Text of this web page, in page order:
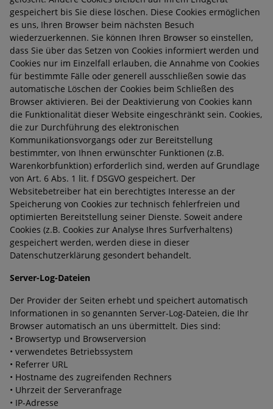
gespeichert bis Sie diese löschen. Diese Cookies ermöglichen
es uns, Ihren Browser beim nächsten Besuch
wiederzuerkennen. Sie können Ihren Browser so einstellen,
dass Sie über das Setzen von Cookies informiert werden und
Cookies nur im Einzelfall erlauben, die Annahme von Cookies
für bestimmte Fälle oder generell ausschließen sowie das
automatische Löschen der Cookies beim Schließen des
Browser aktivieren. Bei der Deaktivierung von Cookies kann
die Funktionalität dieser Website eingeschränkt sein. Cookies,
die zur Durchführung des elektronischen
Kommunikationsvorgangs oder zur Bereitstellung
bestimmter, von Ihnen erwünschter Funktionen (z.B.
Warenkorbfunktion) erforderlich sind, werden auf Grundlage
von Art. 6 Abs. 1 lit. f DSGVO gespeichert. Der
Websitebetreiber hat ein berechtigtes Interesse an der
Speicherung von Cookies zur technisch fehlerfreien und
optimierten Bereitstellung seiner Dienste. Soweit andere
Cookies (z.B. Cookies zur Analyse Ihres Surfverhaltens)
gespeichert werden, werden diese in dieser
Datenschutzerklärung gesondert behandelt.
Server-Log-Dateien
Der Provider der Seiten erhebt und speichert automatisch
Informationen in so genannten Server-Log-Dateien, die Ihr
Browser automatisch an uns übermittelt. Dies sind:
• Browsertyp und Browserversion
• verwendetes Betriebssystem
• Referrer URL
• Hostname des zugreifenden Rechners
• Uhrzeit der Serveranfrage
• IP-Adresse